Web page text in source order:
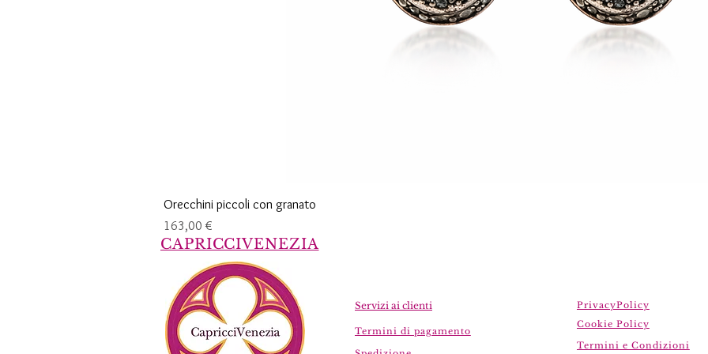
Orecchini piccoli con granato
Prezzo
163,00 €
CAPRICCIVENEZIA
Servizi ai clienti
Termini di pagamento
PrivacyPolicy
Cookie Policy
Termini e Condizioni